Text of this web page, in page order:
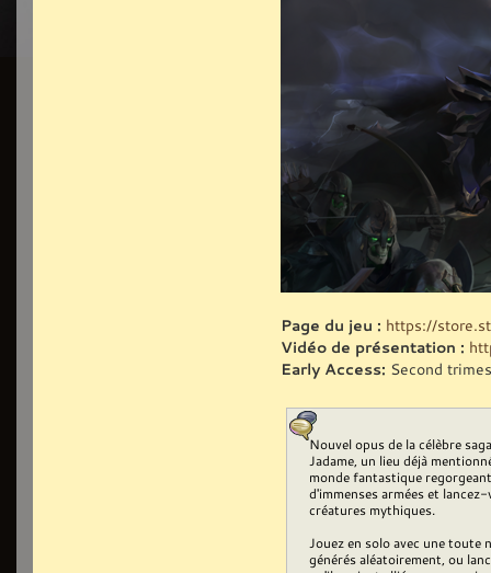
Page du jeu : https://
Vidéo de présentation :
Early Access: Second
Nouvel opus de la célèbre
Jadame, un lieu déjà
monde fantastique
d'immenses armées et
créatures mythiques.
Jouez en solo avec une toute
générés aléatoirement, ou